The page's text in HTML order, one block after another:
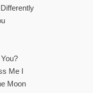
Me I
Moon